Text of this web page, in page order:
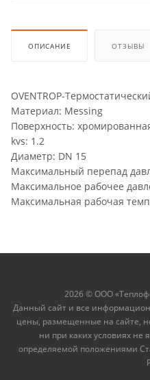
ОПИСАНИЕ ОТЗЫВЫ
OVENTROP-
Материал: Messing
Поверхность:
kvs: 1.2
Диаметр: DN 15
Максимальный перепад
Максимальное рабочее
Максимальная рабочая
2026 © ООО
Данный сайт и все
цены, размещенные на сайте,
ни при каких условиях не
определяемой положениями